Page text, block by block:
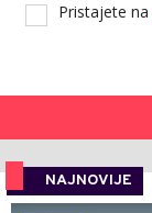
Pristajete na
NAJNOVIJE